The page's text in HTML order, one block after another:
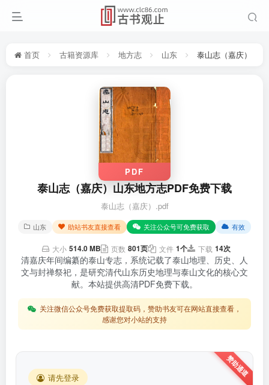
首页 古籍资源库 地方志 山东 泰山志（嘉庆）
PDF
泰山志（嘉庆）山东地方志PDF免费下载
泰山志（嘉庆）.pdf
山东 助站书友直接查看 关注公众号可免费获取 有效
大小 514.0 MB 页数 801页 文件 1个 下载 14次
清嘉庆年间编纂的泰山专志，系统记载了泰山地理、历史、人
文与封禅祭祀，是研究清代山东历史地理与泰山文化的核心文
献。本站提供高清PDF免费下载。
关注微信公众号免费获取提取码，赞助书友可在网站直接查看，
感谢您对小站的支持
请先登录